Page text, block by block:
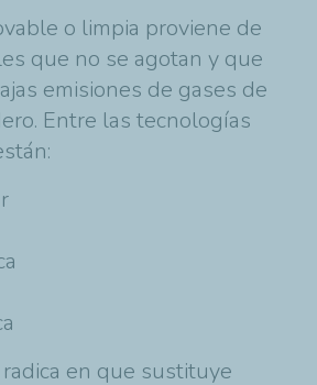
o limpia proviene de
que no se agotan y que
emisiones de gases de
Entre las tecnologías
en que sustituye